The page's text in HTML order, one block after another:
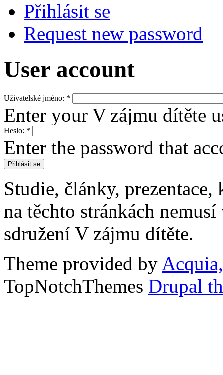
Přihlásit se
Request new password
User account
Uživatelské jméno: *
Enter your V zájmu dítěte
Heslo: *
Enter the password that
Studie, články,
na těchto stránkách
sdružení V zájmu dítěte.
Theme provided by
TopNotchThemes Drupal